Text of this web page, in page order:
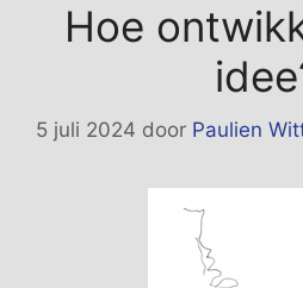
Hoe
5 juli 2024 door Paulien